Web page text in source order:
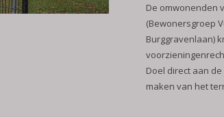
De omwonenden
(Bewonersgroep
Burggravenlaan)
Doel direct aan
maken van het